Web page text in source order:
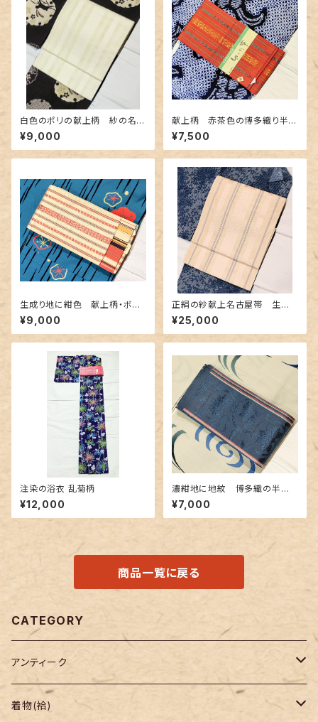
白色のポリの献上柄 紗の名古
屋帯 長尺
¥9,000
献上柄 赤茶色の博多織り半幅
帯
¥7,500
生成り地に紺色 献上柄・ボー
ダー柄のリバーシブル 博多織
り半幅帯
¥9,000
正絹の紗献上名古屋帯 生成り
地にベビーピンク・ブルーグレー
¥25,000
注染の浴衣 乱菊柄
¥12,000
濃紺地に地紋 博多織の半幅
帯
¥7,000
商品一覧に戻る
CATEGORY
アンティーク
着物
着物(袷)